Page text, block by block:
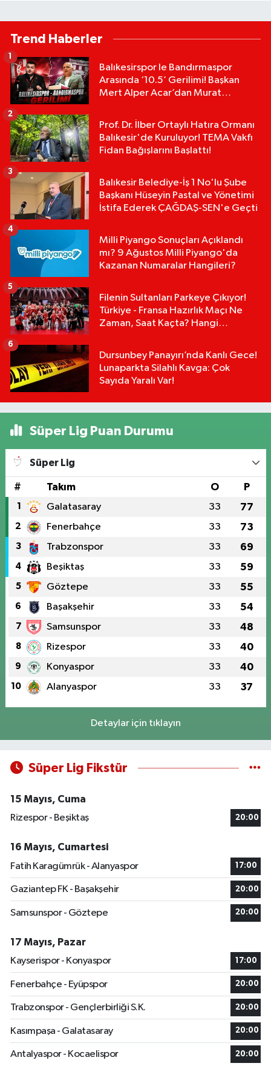
Trend Haberler
Balıkesirspor le Bandırmaspor
Arasında ‘10.5’ Gerilimi! Başkan
Mert Alper Acar’dan Murat
1
Prof. Dr. İlber Ortaylı Hatıra Ormanı
Balıkesir'de Kuruluyor! TEMA Vakfı
Fidan Bağışlarını Başlattı!
2
Balıkesir Belediye-İş 1 No'lu Şube
Başkanı Hüseyin Pastal ve Yönetimi
İstifa Ederek ÇAĞDAŞ-SEN'e Geçti
3
Milli Piyango Sonuçları Açıklandı
mı? 9 Ağustos Milli Piyango'da
Kazanan Numaralar Hangileri?
4
Filenin Sultanları Parkeye Çıkıyor!
Türkiye - Fransa Hazırlık Maçı Ne
Zaman, Saat Kaçta? Hangi
5
Dursunbey Panayırı’nda Kanlı Gece!
Lunaparkta Silahlı Kavga: Çok
Sayıda Yaralı Var!
6
Süper Lig Puan Durumu
Süper Lig
# Takım O P
1 Galatasaray 33 77
2 Fenerbahçe 33 73
3 Trabzonspor 33 69
4 Beşiktaş 33 59
5 Göztepe 33 55
6 Başakşehir 33 54
7 Samsunspor 33 48
8 Rizespor 33 40
9 Konyaspor 33 40
10 Alanyaspor 33 37
Detaylar için tıklayın
Süper Lig Fikstür
15 Mayıs, Cuma
Rizespor - Beşiktaş
20:00
16 Mayıs, Cumartesi
Fatih Karagümrük - Alanyaspor
17:00
Gaziantep FK - Başakşehir 20:00
Samsunspor - Göztepe 20:00
17 Mayıs, Pazar
Kayserispor - Konyaspor
17:00
Fenerbahçe - Eyüpspor 20:00
Trabzonspor - Gençlerbirliği S.K. 20:00
Kasımpaşa - Galatasaray 20:00
Antalyaspor - Kocaelispor 20:00